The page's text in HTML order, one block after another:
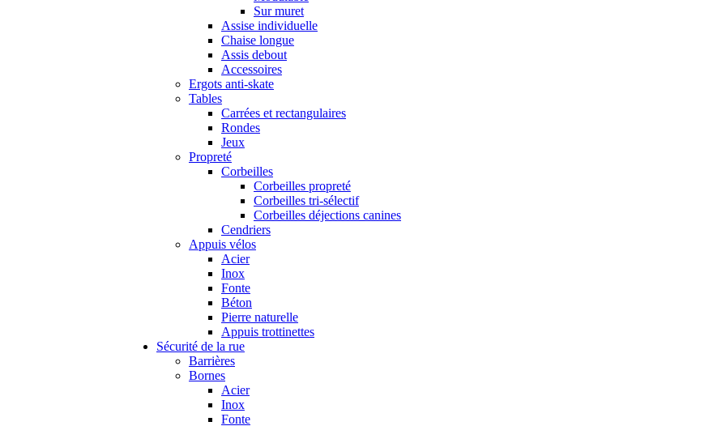
Sur muret
Assise individuelle
Chaise longue
Assis debout
Accessoires
Ergots anti-skate
Tables
Carrées et rectangulaires
Rondes
Jeux
Propreté
Corbeilles
Corbeilles propreté
Corbeilles tri-sélectif
Corbeilles déjections canines
Cendriers
Appuis vélos
Acier
Inox
Fonte
Béton
Pierre naturelle
Appuis trottinettes
Sécurité de la rue
Barrières
Bornes
Acier
Inox
Fonte